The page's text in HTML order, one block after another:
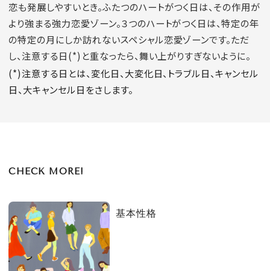
恋も発展しやすいとき。ふたつのハートがつく日は、その作用が
より強まる強力恋愛ゾーン。３つのハートがつく日は、特定の年
の特定の月にしか訪れないスペシャル恋愛ゾーンです。ただ
し、注意する日(*)と重なったら、舞い上がりすぎないように。
(*)注意する日とは、変化日、大変化日、トラブル日、キャンセル
日、大キャンセル日をさします。
CHECK MORE!
基本性格